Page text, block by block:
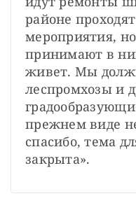
районе
мероприятия,
принимают в
живет. Мы
леспромхозы и
прежнем виде
спасибо, тема
закрыта».